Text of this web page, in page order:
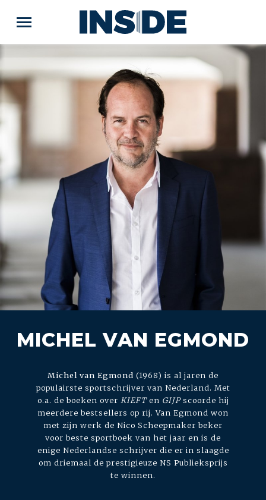
MICHEL VAN EGMOND
Michel van Egmond (1968) is al jaren de
populairste sportschrijver van Nederland. Met
o.a. de boeken over KIEFTen GIJPscoorde hij
meerdere bestsellers op rij. Van Egmond won
met zijn werk de Nico Scheepmaker beker
voor beste sportboek van het jaar en is de
enige Nederlandse schrijver die er in slaagde
om driemaal de prestigieuze NS Publieksprijs
te winnen.